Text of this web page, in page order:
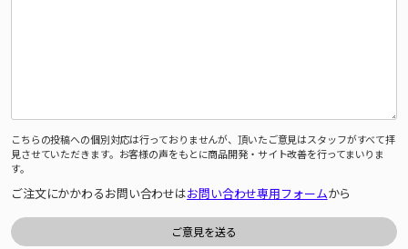
こちらの投稿への個別対応は行っておりませんが、頂いたご意見はスタッフがすべて拝
見させていただきます。お客様の声をもとに商品開発・サイト改善を行ってまいりま
す。
ご注文にかかわるお問い合わせはお問い合わせ専用フォームから